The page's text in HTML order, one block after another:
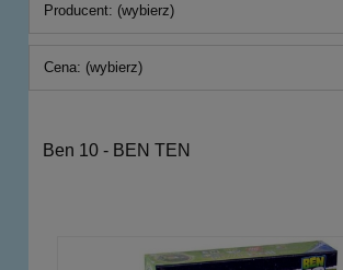
Producent: (wybierz)
Cena: (wybierz)
Ben 10 - BEN TEN